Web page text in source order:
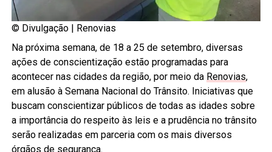
© Divulgação | Renovias
Na próxima semana, de 18 a 25 de setembro, diversas
ações de conscientização estão programadas para
acontecer nas cidades da região, por meio da Renovias,
em alusão à Semana Nacional do Trânsito. Iniciativas que
buscam conscientizar públicos de todas as idades sobre
a importância do respeito às leis e a prudência no trânsito
serão realizadas em parceria com os mais diversos
órgãos de segurança.